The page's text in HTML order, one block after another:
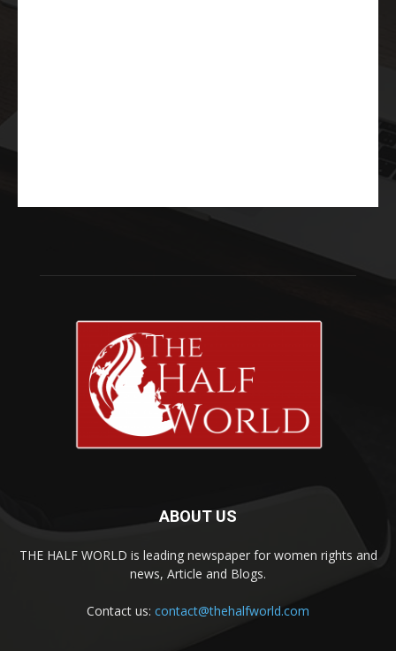
ABOUT US
THE HALF WORLD is leading newspaper for women rights and
news, Article and Blogs.
Contact us: contact@thehalfworld.com